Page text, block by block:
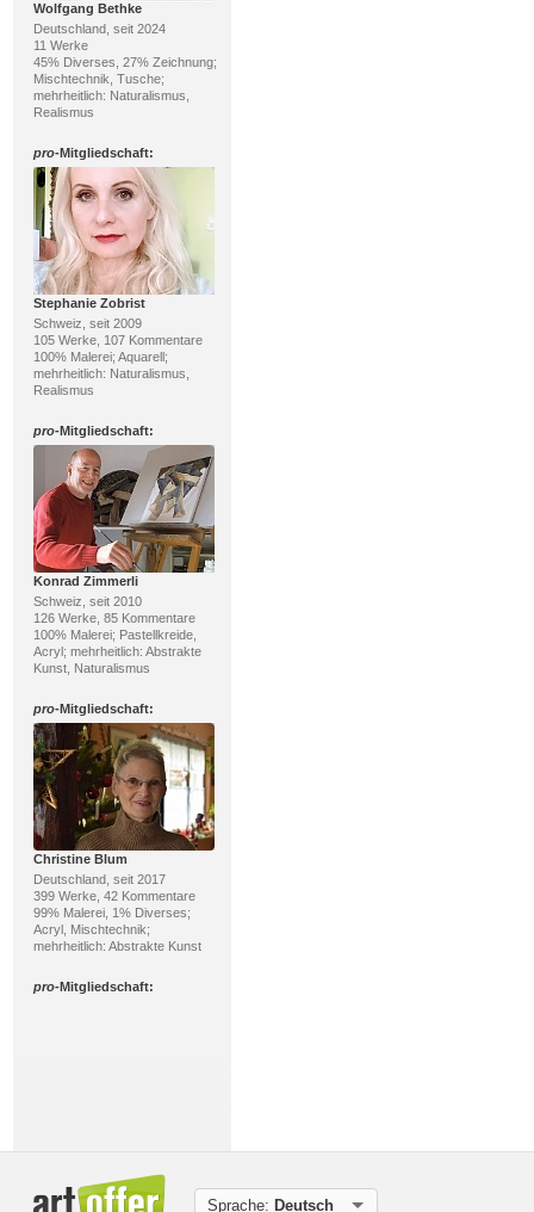
Wolfgang Bethke
Deutschland, seit 2024
11 Werke
45% Diverses, 27% Zeichnung;
Mischtechnik, Tusche;
mehrheitlich: Naturalismus,
Realismus
pro-Mitgliedschaft:
Stephanie Zobrist
Schweiz, seit 2009
105 Werke, 107 Kommentare
100% Malerei; Aquarell;
mehrheitlich: Naturalismus,
Realismus
pro-Mitgliedschaft:
Konrad Zimmerli
Schweiz, seit 2010
126 Werke, 85 Kommentare
100% Malerei; Pastellkreide,
Acryl; mehrheitlich: Abstrakte
Kunst, Naturalismus
pro-Mitgliedschaft:
Christine Blum
Deutschland, seit 2017
399 Werke, 42 Kommentare
99% Malerei, 1% Diverses;
Acryl, Mischtechnik;
mehrheitlich: Abstrakte Kunst
pro-Mitgliedschaft:
Uli Schweitzer
Sprache: Deutsch